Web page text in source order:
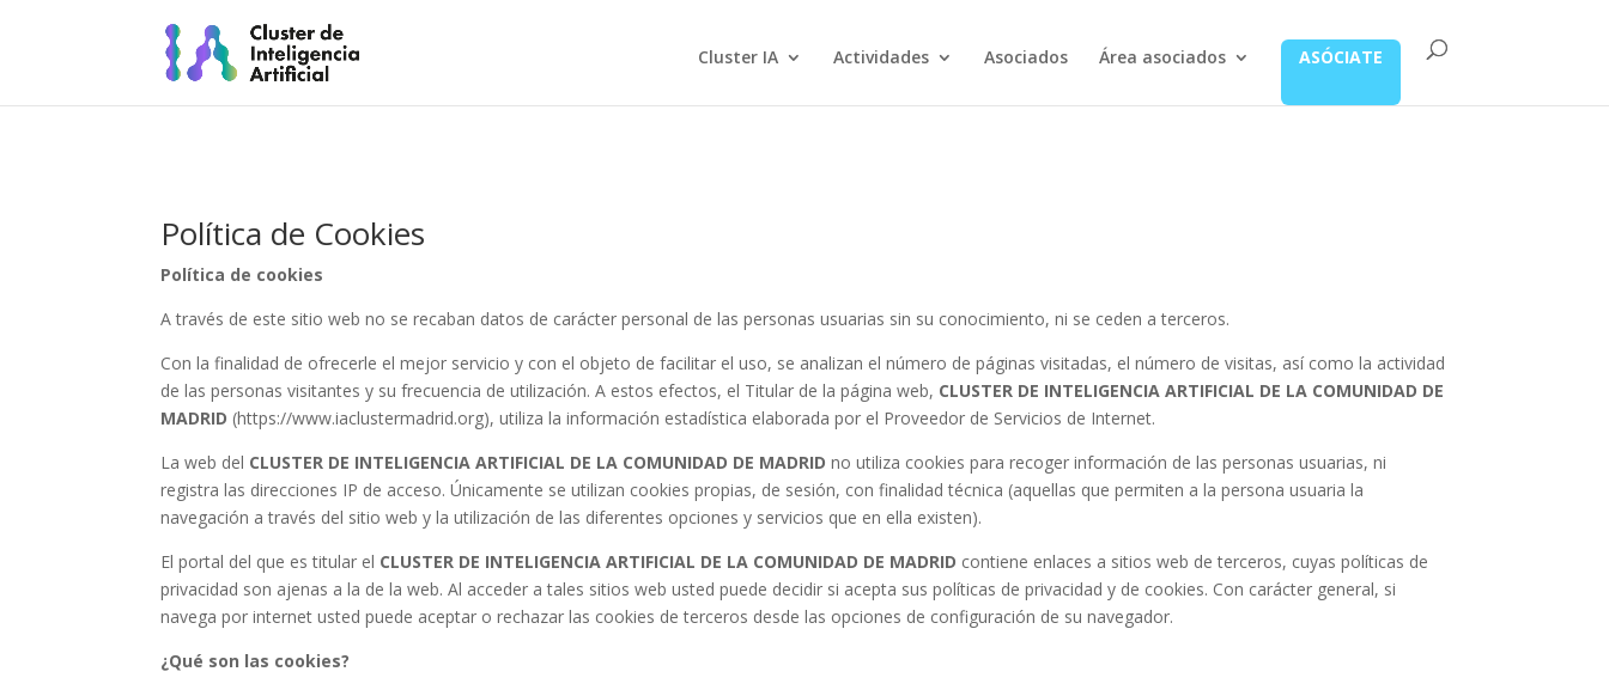
Cluster IA Actividades Asociados Área asociados ASÓCIATE
Política de Cookies
Política de cookies
A través de este sitio web no se recaban datos de carácter personal de las personas usuarias sin su conocimiento, ni se ceden a terceros.
Con la finalidad de ofrecerle el mejor servicio y con el objeto de facilitar el uso, se analizan el número de páginas visitadas, el número de visitas, así como la actividad
de las personas visitantes y su frecuencia de utilización. A estos efectos, el Titular de la página web, CLUSTER DE INTELIGENCIA ARTIFICIAL DE LA COMUNIDAD DE
MADRID (https://www.iaclustermadrid.org), utiliza la información estadística elaborada por el Proveedor de Servicios de Internet.
La web del CLUSTER DE INTELIGENCIA ARTIFICIAL DE LA COMUNIDAD DE MADRIDno utiliza cookies para recoger información de las personas usuarias, ni
registra las direcciones IP de acceso. Únicamente se utilizan cookies propias, de sesión, con finalidad técnica (aquellas que permiten a la persona usuaria la
navegación a través del sitio web y la utilización de las diferentes opciones y servicios que en ella existen).
El portal del que es titular el CLUSTER DE INTELIGENCIA ARTIFICIAL DE LA COMUNIDAD DE MADRID contiene enlaces a sitios web de terceros, cuyas políticas de
privacidad son ajenas a la de la web. Al acceder a tales sitios web usted puede decidir si acepta sus políticas de privacidad y de cookies. Con carácter general, si
navega por internet usted puede aceptar o rechazar las cookies de terceros desde las opciones de configuración de su navegador.
¿Qué son las cookies?